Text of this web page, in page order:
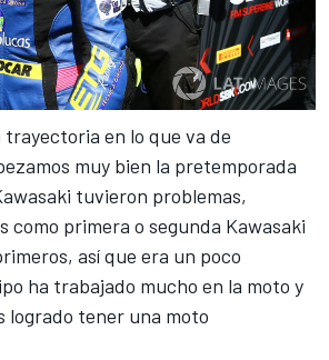
trayectoria en lo que va de
muy bien la pretemporada
tuvieron problemas,
como primera o segunda Kawasaki
así que era un poco
ha trabajado mucho en la moto y
logrado tener una moto